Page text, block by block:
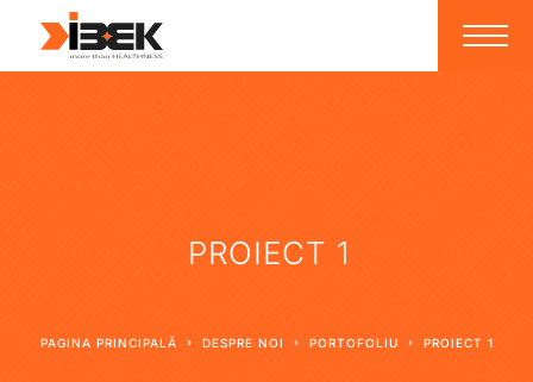
PROIECT 1
PAGINA PRINCIPALĂ DESPRE NOI PORTOFOLIU PROIECT 1